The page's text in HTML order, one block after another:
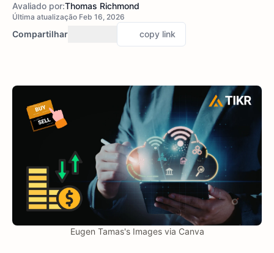
Avaliado por:Thomas Richmond
Última atualização Feb 16, 2026
Compartilhar copy link
Eugen Tamas's Images via Canva